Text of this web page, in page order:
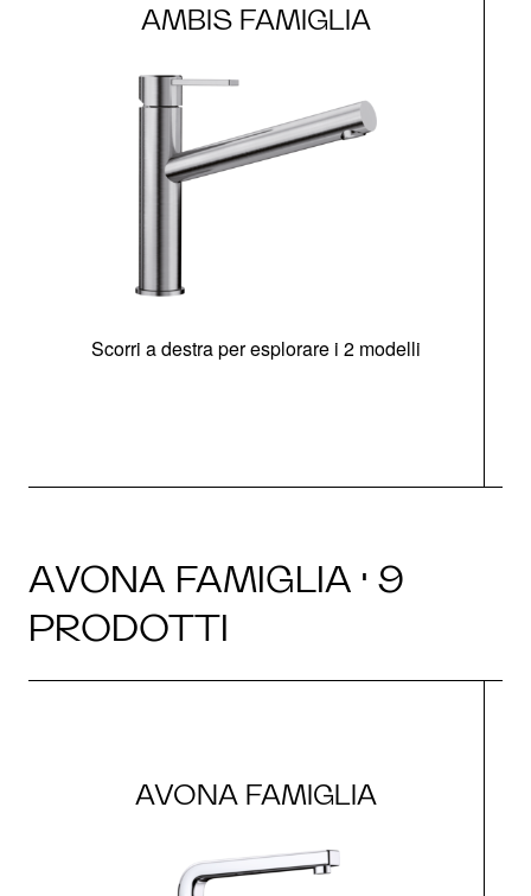
AMBIS FAMIGLIA
Scorri a destra per esplorare i 2 modelli
AVONA FAMIGLIA · 9
PRODOTTI
AVONA FAMIGLIA